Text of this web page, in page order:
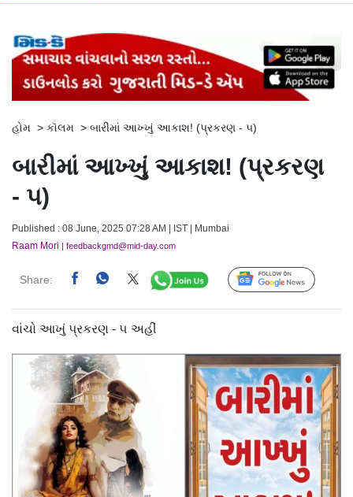
હોમ > કૉલમ > બારીમાં આખ્ખું આકાશ! (પ્રકરણ - ૫)
બારીમાં આખ્ખું આકાશ! (પ્રકરણ
- ૫)
Published : 08 June, 2025 07:28 AM | IST | Mumbai
Raam Mori | feedbackgmd@mid-day.com
Share: Follow Us
વાંચો આખું પ્રકરણ - ૫ અહીં